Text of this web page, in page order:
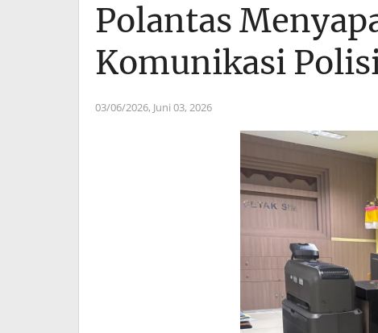
Polantas
Komunikasi
03/06/2026, Juni 03, 2026